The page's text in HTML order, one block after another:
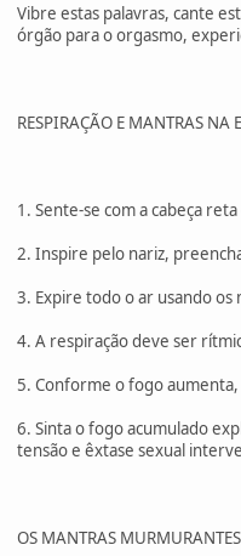
Vibre estas palavras, cante
órgão para o orgasmo,
RESPIRAÇÃO E MANTRAS NA
1. Sente-se com a cabeça
2. Inspire pelo nariz,
3. Expire todo o ar usando
4. A respiração deve ser
5. Conforme o fogo
6. Sinta o fogo acumulado
tensão e êxtase sexual
OS MANTRAS MURMURANTES